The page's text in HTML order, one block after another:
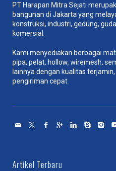
PT Harapan Mitra Sejati
bangunan di Jakarta yang
konstruksi, industri, gedung,
komersial.
Kami menyediakan berbagai
pipa, pelat, hollow, wiremesh,
lainnya dengan kualitas
pengiriman cepat.
Artikel Terbaru